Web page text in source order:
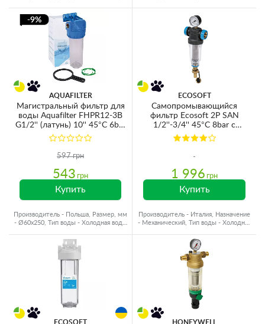
-9%
AQUAFILTER
Магистральный фильтр для
воды Aquafilter FHPR12-3B
G1/2'' (латунь) 10'' 45°C 6bar
(без картриджа)
597 грн
543 грн
Купить
Производитель - Польша, Размер, мм
- Ø60x250, Тип воды - Холодная вода,
ECOSOFT
Самопромывающийся
фильтр Ecosoft 2P SAN
1/2''-3/4'' 45°C 8bar с
картриджем 250мкр из
нержавеющей стали
1 996 грн
Купить
Производитель - Италия, Назначение
- Механический, Тип воды - Холодная
ECOSOFT HONEYWELL